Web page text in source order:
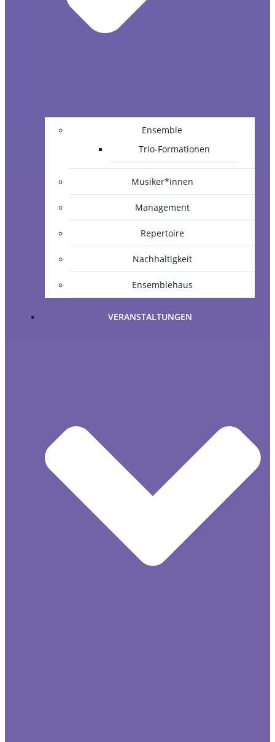
Ensemble
Trio-Formationen
Musiker*innen
Management
Repertoire
Nachhaltigkeit
Ensemblehaus
VERANSTALTUNGEN